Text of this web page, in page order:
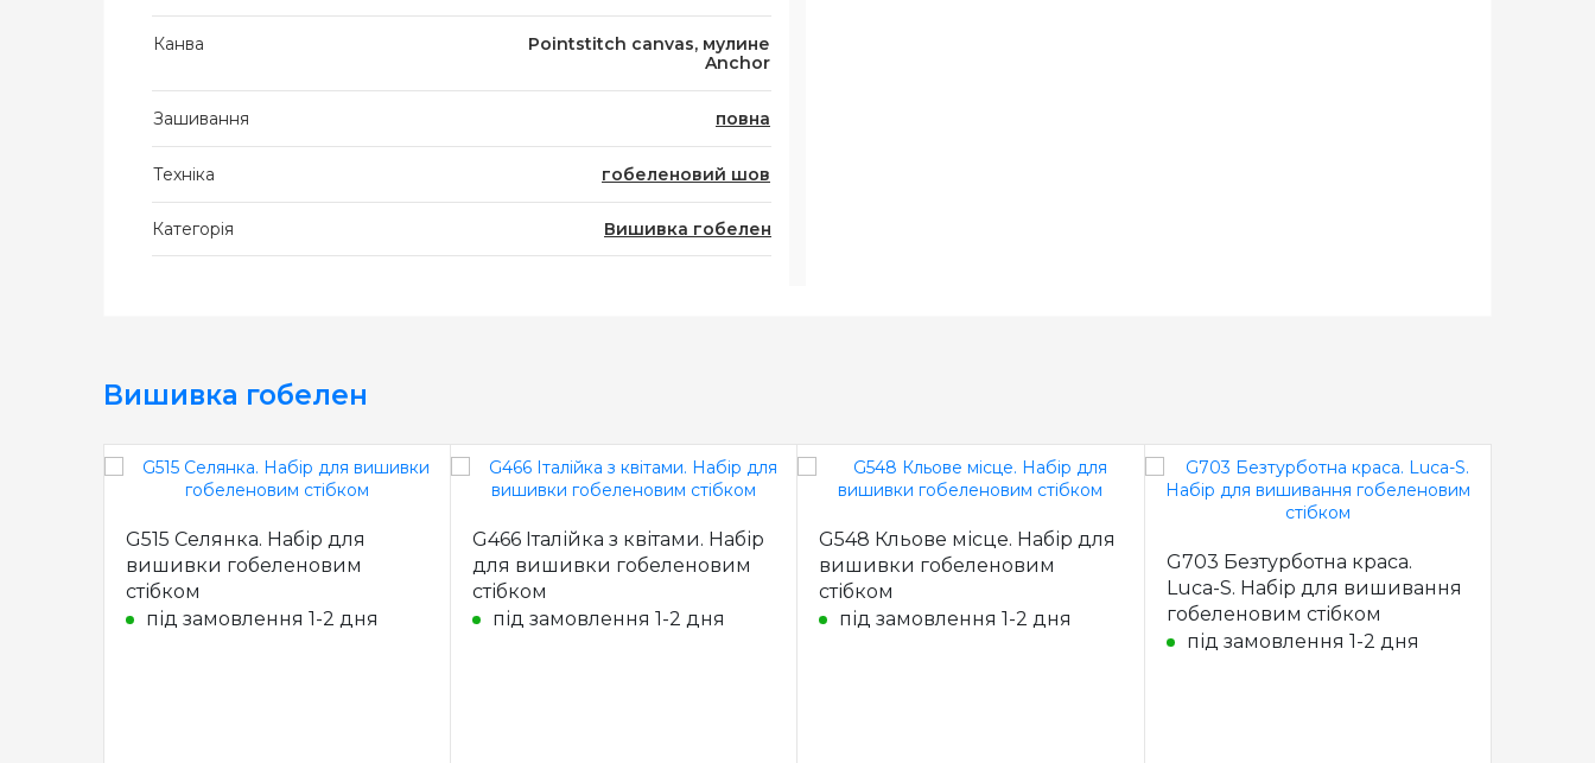
Канва
Pointstitch canvas, мулине
Anchor
Зашивання повна
Техніка гобеленовий шов
Категорія Вишивка гобелен
Вишивка гобелен
G515 Селянка. Набір для
вишивки гобеленовим
стібком
під замовлення 1-2 дня
G466 Італійка з квітами. Набір
для вишивки гобеленовим
стібком
під замовлення 1-2 дня
G548 Кльове місце. Набір для
вишивки гобеленовим
стібком
під замовлення 1-2 дня
G703 Безтурботна краса.
Luca-S. Набір для вишивання
гобеленовим стібком
під замовлення 1-2 дня